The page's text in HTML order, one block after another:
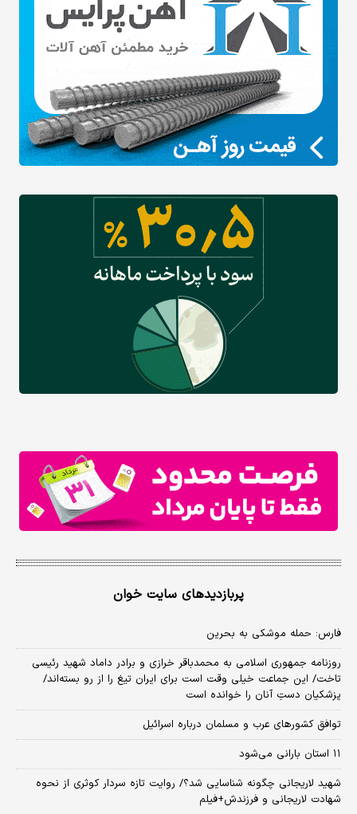
پربازدیدهای سایت خوان
فارس: حمله موشکی به بحرین
روزنامه جمهوری اسلامی به محمدباقر خرازی و برادر داماد شهید رئیسی
تاخت/ این جماعت خیلی وقت است برای ایران تیغ را از رو بسته‌اند/
پزشکیان دستِ آنان را خوانده است
توافق کشورهای عرب و مسلمان درباره اسرائیل
۱۱ استان بارانی می‌شود
شهید لاریجانی چگونه شناسایی شد؟/ روایت تازه سردار کوثری از نحوه
شهادت لاریجانی و فرزندش+فیلم